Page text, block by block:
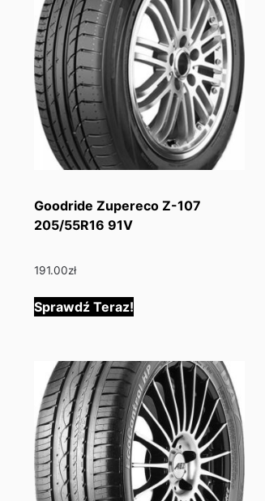
Goodride Zupereco Z-107
205/55R16 91V
191.00zł
Sprawdź Teraz!